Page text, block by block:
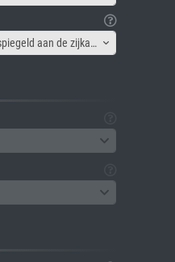
Canvas lijst - Afbeelding gespiegeld aan de zijkant